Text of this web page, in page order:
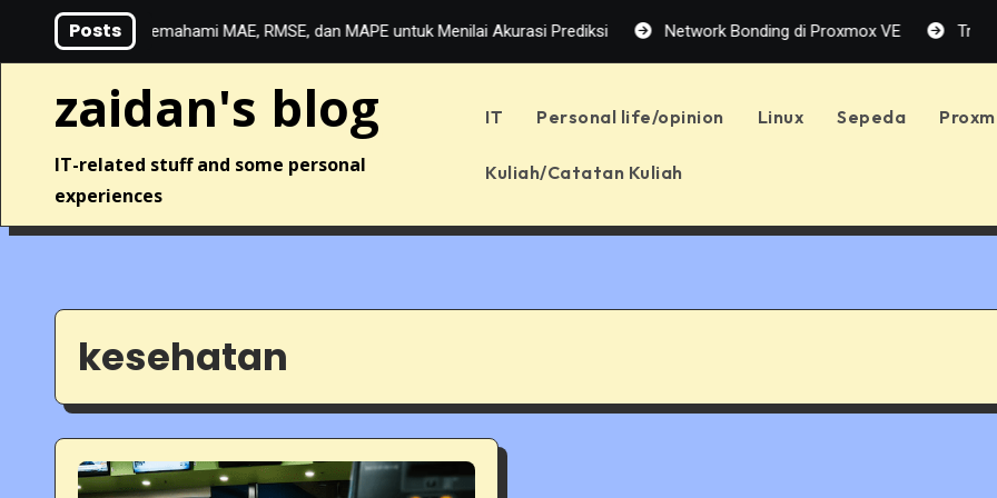
Posts
Memahami MAE, RMSE, dan MAPE untuk Menilai Akurasi Prediksi Network Bonding di Proxmox VE Troubleshoot
zaidan's blog
IT-related stuff and some personal
experiences
IT Personal life/opinion Linux Sepeda
Kuliah/Catatan Kuliah
kesehatan